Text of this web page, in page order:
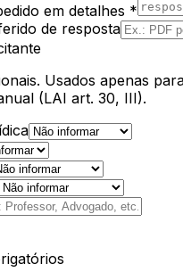
em detalhes *
de resposta
Usados apenas
(LAI art. 30, III).